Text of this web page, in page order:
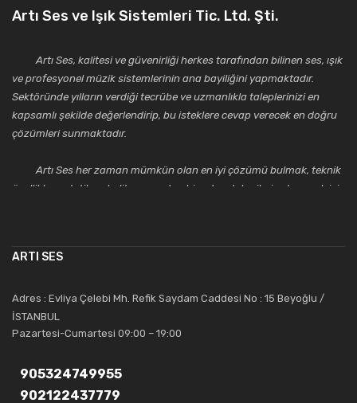
Artı Ses ve Işık Sistemleri Tic. Ltd. Şti.
Artı Ses, kalitesi ve güvenirliği herkes tarafından bilinen ses, ışık
ve profesyonel müzik sistemlerinin ana bayiliğini yapmaktadır.
Sektöründe yılların verdiği tecrübe ve uzmanlıkla taleplerinizi en
kapsamlı şekilde değerlendirip, bu isteklere cevap verecek en doğru
çözümleri sunmaktadır.
Artı Ses her zaman mümkün olan en iyi çözümü bulmak, teknik
özellikler, estetik ve kalite açısından bir adım daha ileriye taşımak için
saygıdeğer yerini kazanmıştır.
Artı Ses, güler yüzü ve deneyimi ile bu gün ve gelecekte
güvenebileceğiniz bir tercihtir.
ARTI SES
Adres : Evliya Çelebi Mh. Refik Saydam Caddesi No : 15 Beyoğlu /
İSTANBUL
Pazartesi-Cumartesi 09:00 – 19:00
905324749955
902122437779